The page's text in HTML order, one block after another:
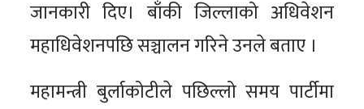
जानकारी दिए। बाँकी जिल्लाको अधिवेशन
महाधिवेशनपछि सञ्चालन गरिने उनले बताए ।
महामन्त्री बुर्लाकोटीले पछिल्लो समय पार्टीमा